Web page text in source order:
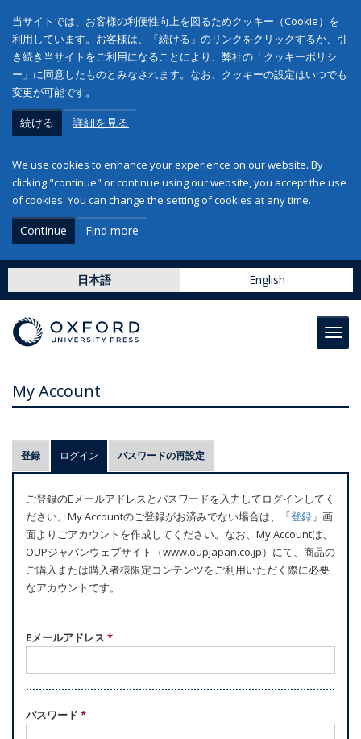
当サイトでは、お客様の利便性向上を図るためクッキー（Cookie）を
利用しています。お客様は、「続ける」のリンクをクリックするか、引
き続き当サイトをご利用になることにより、弊社の「クッキーポリシ
ー」に同意したものとみなされます。なお、クッキーの設定はいつでも
変更が可能です。
続ける 詳細を見る
We use cookies to enhance your experience on our website. By
clicking "continue" or continue using our website, you accept the use
of cookies. You can change the setting of cookies at any time.
Continue Find more
日本語 English
My Account
プ
ラ
マ
リ
ー
タ
ブ
登録 ログイン (アクティブなタブ)
パスワードの再設定
ご登録のEメールアドレスとパスワードを入力してログインしてく
ださい。My Accountのご登録がお済みでない場合は、「登録 」画
面よりごアカウントを作成してください。なお、My Accountは、
OUPジャパンウェブサイト（www.oupjapan.co.jp）にて、商品の
ご購入または購入者様限定コンテンツをご利用いただく際に必要
なアカウントです。
Eメールアドレス *
パスワード *